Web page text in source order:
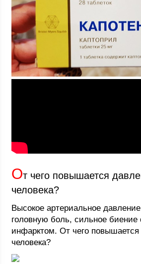
От чего повышается
человека?
Высокое артериальное
головную боль, сильное биение
инфарктом. От чего
человека?